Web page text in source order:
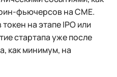
фьючерсов на СМЕ.
на этапе IPO или
стартапа уже после
как минимум, на